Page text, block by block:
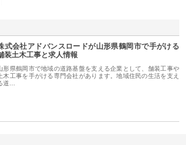
式会社アドバンスロードが山形県鶴岡市で手がける
装土木工事と求人情報
形県鶴岡市で地域の道路基盤を支える企業として、舗装工事や
木工事を手がける専門会社があります。地域住民の生活を支え
道…